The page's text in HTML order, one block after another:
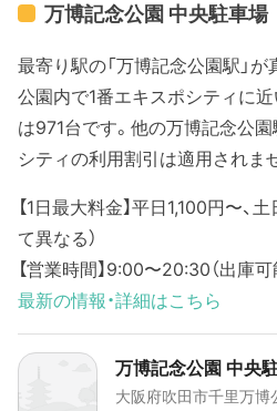
万博記念公園 中央駐車場
最寄り駅の「万博記念公園駅」
公園内で1番エキスポシティに
は971台です。他の万博記念公
シティの利用割引は適用されま
【1日最大料金】平日1,100円〜、
て異なる）
【営業時間】9:00〜20:30（出庫
最新の情報・詳細はこちら
万博記念公園 中央
大阪府吹田市千里万博